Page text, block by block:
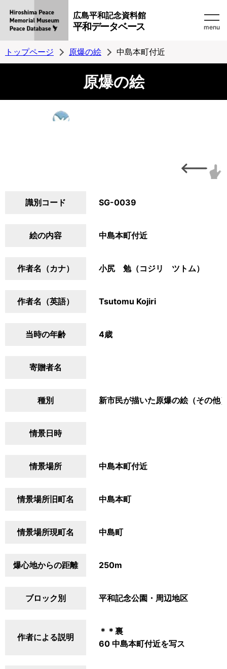
広島平和記念資料館
平和データベース menu
トップページ 原爆の絵 中島本町付近
原爆の絵
識別コード SG-0039
絵の内容 中島本町付近
作者名（カナ） 小尻 勉（コジリ ツトム）
作者名（英語） Tsutomu Kojiri
当時の年齢 4歳
寄贈者名
種別 新市民が描いた原爆の絵（その他
情景日時
情景場所 中島本町付近
情景場所旧町名 中島本町
情景場所現町名 中島町
爆心地からの距離 250m
ブロック別 平和記念公園・周辺地区
作者による説明
＊＊裏
60 中島本町付近を写ス